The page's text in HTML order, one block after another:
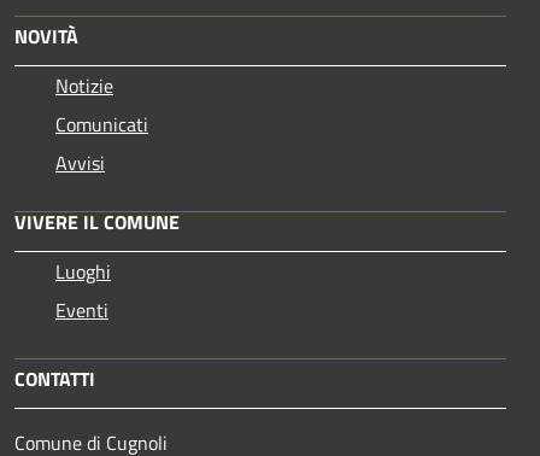
NOVITÀ
Notizie
Comunicati
Avvisi
VIVERE IL COMUNE
Luoghi
Eventi
CONTATTI
Comune di Cugnoli